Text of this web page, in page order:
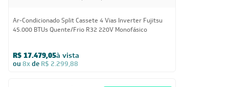
Ar-Condicionado Split Cassete 4 Vias Inverter Fujitsu
45.000 BTUs Quente/Frio R32 220V Monofásico
R$ 17.479,05à vista
ou 8xde R$ 2.299,88